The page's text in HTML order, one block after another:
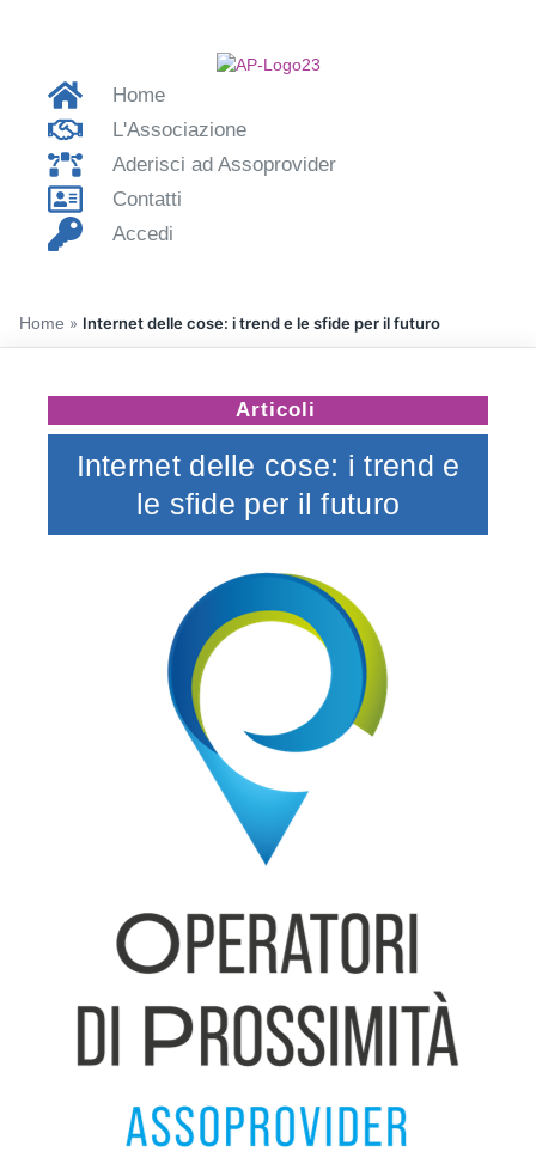
Home
L'Associazione
Aderisci ad Assoprovider
Contatti
Accedi
Home » Internet delle cose: i trend e le sfide per il futuro
Articoli
Internet delle cose: i trend e
le sfide per il futuro